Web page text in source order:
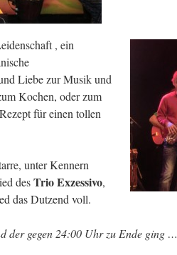
, ein
Liebe zur Musik und
Kochen, oder zum
für einen tollen
unter Kennern
desTrio Exzessivo,
das Dutzend voll.
der gegen 24:00 Uhr zu Ende ging …